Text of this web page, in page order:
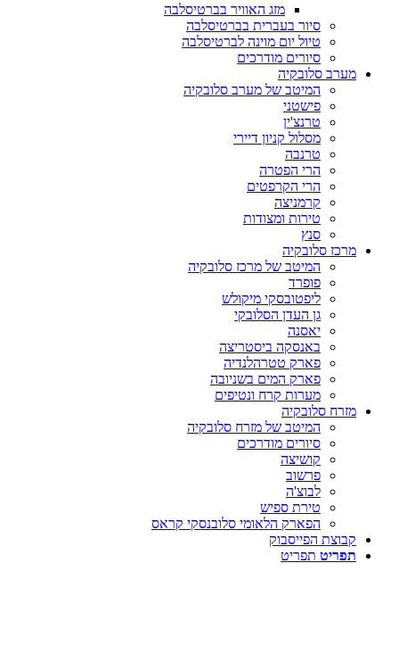
מזג האוויר בברטיסלבה
סיור בעברית בברטיסלבה
טיול יום מוינה לברטיסלבה
סיורים מודרכים
מערב סלובקיה
המיטב של מערב סלובקיה
פישטני
טרנצ'ין
מסלול קניון דיירי
טרנבה
הרי הפטרה
הרי הקרפטים
קרמניצה
טירות ומצודות
סנץ
מרכז סלובקיה
המיטב של מרכז סלובקיה
פופרד
ליפטובסקי מיקולש
גן העדן הסלובקי
יאסנה
באנסקה ביסטריצה
פארק טטרהלנדיה
פארק המים בשניובה
מערות קרח ונטיפים
מזרח סלובקיה
המיטב של מזרח סלובקיה
סיורים מודרכים
קושיצה
פרשוב
לבוצ'ה
טירת ספיש
הפארק הלאומי סלובנסקי קראס
קבוצת הפייסבוק
תפריט תפריט